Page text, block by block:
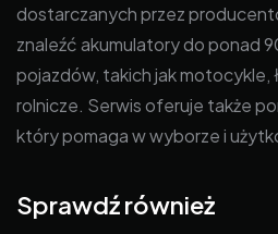
dostarczanych przez
znaleźć akumulatory do ponad
pojazdów, takich jak motocykle,
rolnicze. Serwis oferuje także
który pomaga w wyborze i
Sprawdź również